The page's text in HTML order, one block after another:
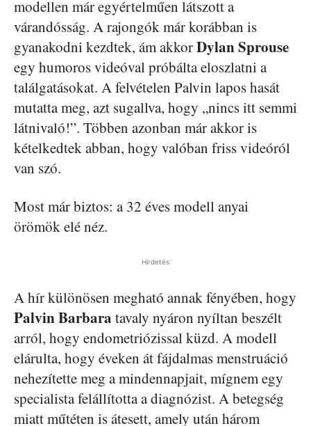
modellen már egyértelműen látszott a
várandósság. A rajongók már korábban is
gyanakodni kezdtek, ám akkorDylan Sprouse
egy humoros videóval próbálta eloszlatni a
találgatásokat. A felvételen Palvin lapos hasát
mutatta meg, azt sugallva, hogy „nincs itt semmi
látnivaló!”. Többen azonban már akkor is
kételkedtek abban, hogy valóban friss videóról
van szó.
Most már biztos: a 32 éves modell anyai
örömök elé néz.
Hirdetés
A hír különösen megható annak fényében, hogy
Palvin Barbara tavaly nyáron nyíltan beszélt
arról, hogy endometriózissal küzd. A modell
elárulta, hogy éveken át fájdalmas menstruáció
nehezítette meg a mindennapjait, mígnem egy
specialista felállította a diagnózist. A betegség
miatt műtéten is átesett, amely után három